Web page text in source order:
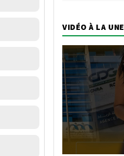
VIDÉO À LA UNE